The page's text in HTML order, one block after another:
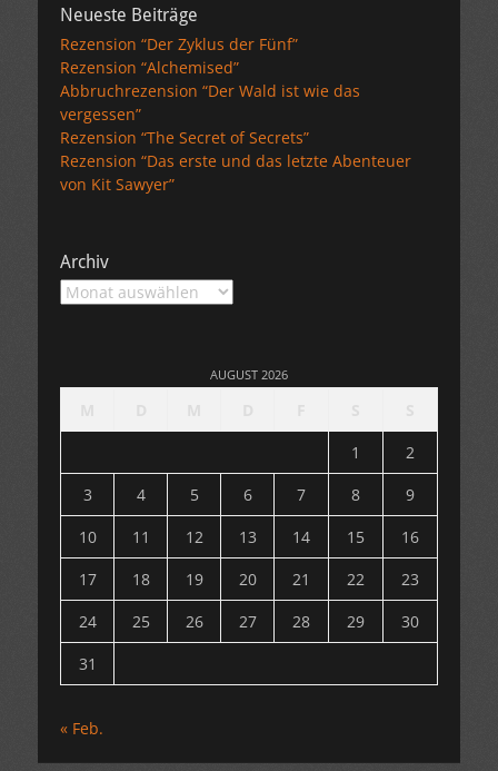
Neueste Beiträge
Rezension “Der Zyklus der Fünf”
Rezension “Alchemised”
Abbruchrezension “Der Wald ist wie das
vergessen”
Rezension “The Secret of Secrets”
Rezension “Das erste und das letzte Abenteuer
von Kit Sawyer”
Archiv
Archiv
AUGUST 2026
1
2
3
4 5 6 7 8
9
10
11 12 13 14 15
16
17
18 19 20 21 22
23
24
25 26 27 28 29
30
31
« Feb.